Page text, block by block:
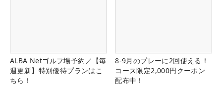
ALBA Netゴルフ場予約／【毎
週更新】特別優待プランはこ
ちら！
8-9月のプレーに2回使える！
コース限定2,000円クーポン
配布中！